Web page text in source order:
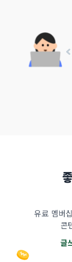
유료 멤버
콘
글